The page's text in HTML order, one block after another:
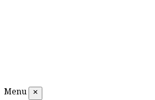
Menu ✕